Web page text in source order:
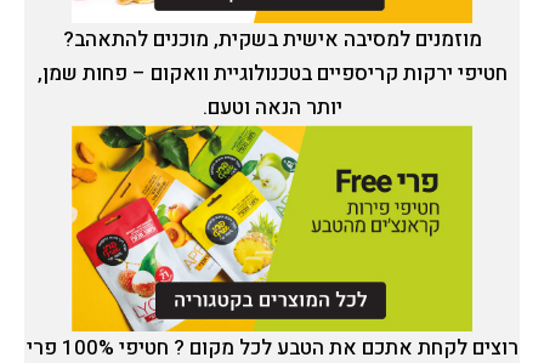
מוזמנים למסיבה אישית בשקית, מוכנים להתאהב?
חטיפי ירקות קריספיים בטכנולוגיית וואקום – פחות שמן,
יותר הנאה וטעם.
רוצים לקחת אתכם את הטבע לכל מקום ? חטיפי 100% פרי